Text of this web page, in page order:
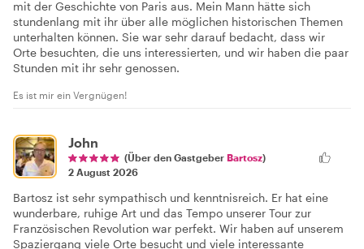
mit der Geschichte von Paris aus. Mein Mann hätte sich
stundenlang mit ihr über alle möglichen historischen Themen
unterhalten können. Sie war sehr darauf bedacht, dass wir
Orte besuchten, die uns interessierten, und wir haben die paar
Stunden mit ihr sehr genossen.
Es ist mir ein Vergnügen!
John
(Über den Gastgeber Bartosz)
2 August 2026
Bartosz ist sehr sympathisch und kenntnisreich. Er hat eine
wunderbare, ruhige Art und das Tempo unserer Tour zur
Französischen Revolution war perfekt. Wir haben auf unserem
Spaziergang viele Orte besucht und viele interessante